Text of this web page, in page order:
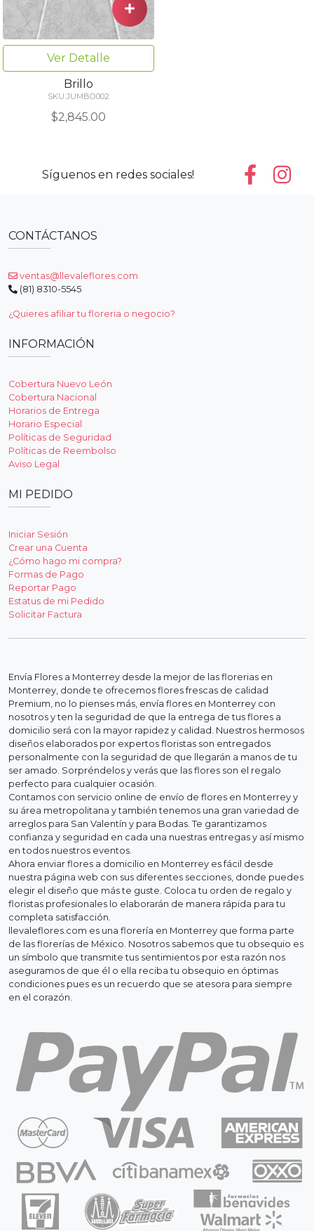
Ver Detalle
Brillo
SKU JUMBO002
$2,845.00
Síguenos en redes sociales!
CONTÁCTANOS
ventas@llevaleflores.com
(81) 8310-5545
¿Quieres afiliar tu floreria o negocio?
INFORMACIÓN
Cobertura Nuevo León
Cobertura Nacional
Horarios de Entrega
Horario Especial
Políticas de Seguridad
Políticas de Reembolso
Aviso Legal
MI PEDIDO
Iniciar Sesión
Crear una Cuenta
¿Cómo hago mi compra?
Formas de Pago
Reportar Pago
Estatus de mi Pedido
Solicitar Factura
Envía Flores a Monterrey desde la mejor de las florerias en
Monterrey, donde te ofrecemos flores frescas de calidad
Premium, no lo pienses más, envía flores en Monterrey con
nosotros y ten la seguridad de que la entrega de tus flores a
domicilio será con la mayor rapidez y calidad. Nuestros hermosos
diseños elaborados por expertos floristas son entregados
personalmente con la seguridad de que llegarán a manos de tu
ser amado. Sorpréndelos y verás que las flores son el regalo
perfecto para cualquier ocasión.
Contamos con servicio online de envío de flores en Monterrey y
su área metropolitana y también tenemos una gran variedad de
arreglos para San Valentín y para Bodas. Te garantizamos
confianza y seguridad en cada una nuestras entregas y así mismo
en todos nuestros eventos.
Ahora enviar flores a domicilio en Monterrey es fácil desde
nuestra página web con sus diferentes secciones, donde puedes
elegir el diseño que más te guste. Coloca tu orden de regalo y
floristas profesionales lo elaborarán de manera rápida para tu
completa satisfacción.
llevaleflores.com es una florería en Monterrey que forma parte
de las florerías de México. Nosotros sabemos que tu obsequio es
un símbolo que transmite tus sentimientos por esta razón nos
aseguramos de que él o ella reciba tu obsequio en óptimas
condiciones pues es un recuerdo que se atesora para siempre
en el corazón.